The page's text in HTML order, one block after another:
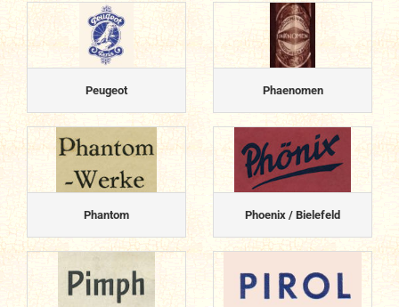
Peugeot Phaenomen
Phantom Phoenix / Bielefeld